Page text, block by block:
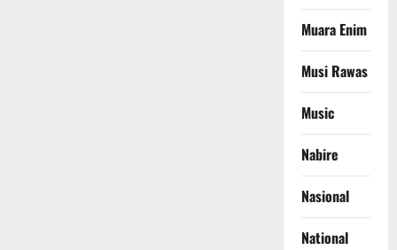
Muara Enim
Musi Rawas
Music
Nabire
Nasional
National